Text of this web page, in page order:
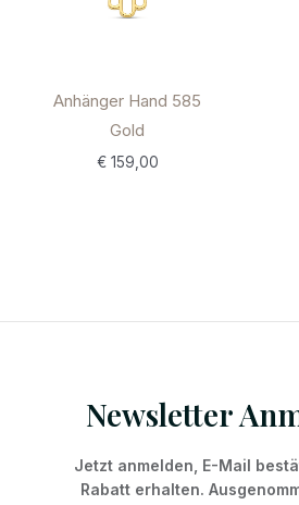
Anhänger Hand 585
Gold
€159,00
Newsletter
Jetzt anmelden, E-Mail
Rabatt erhalten.